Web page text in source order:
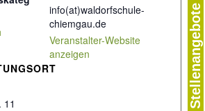
Stellenangebote
11
info(at)waldorfschule-
chiemgau.de
Veranstalter-Website
anzeigen